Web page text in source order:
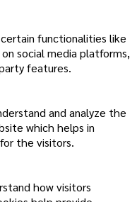
functionalities like
social media platforms,
features.
and analyze the
which helps in
the visitors.
how visitors